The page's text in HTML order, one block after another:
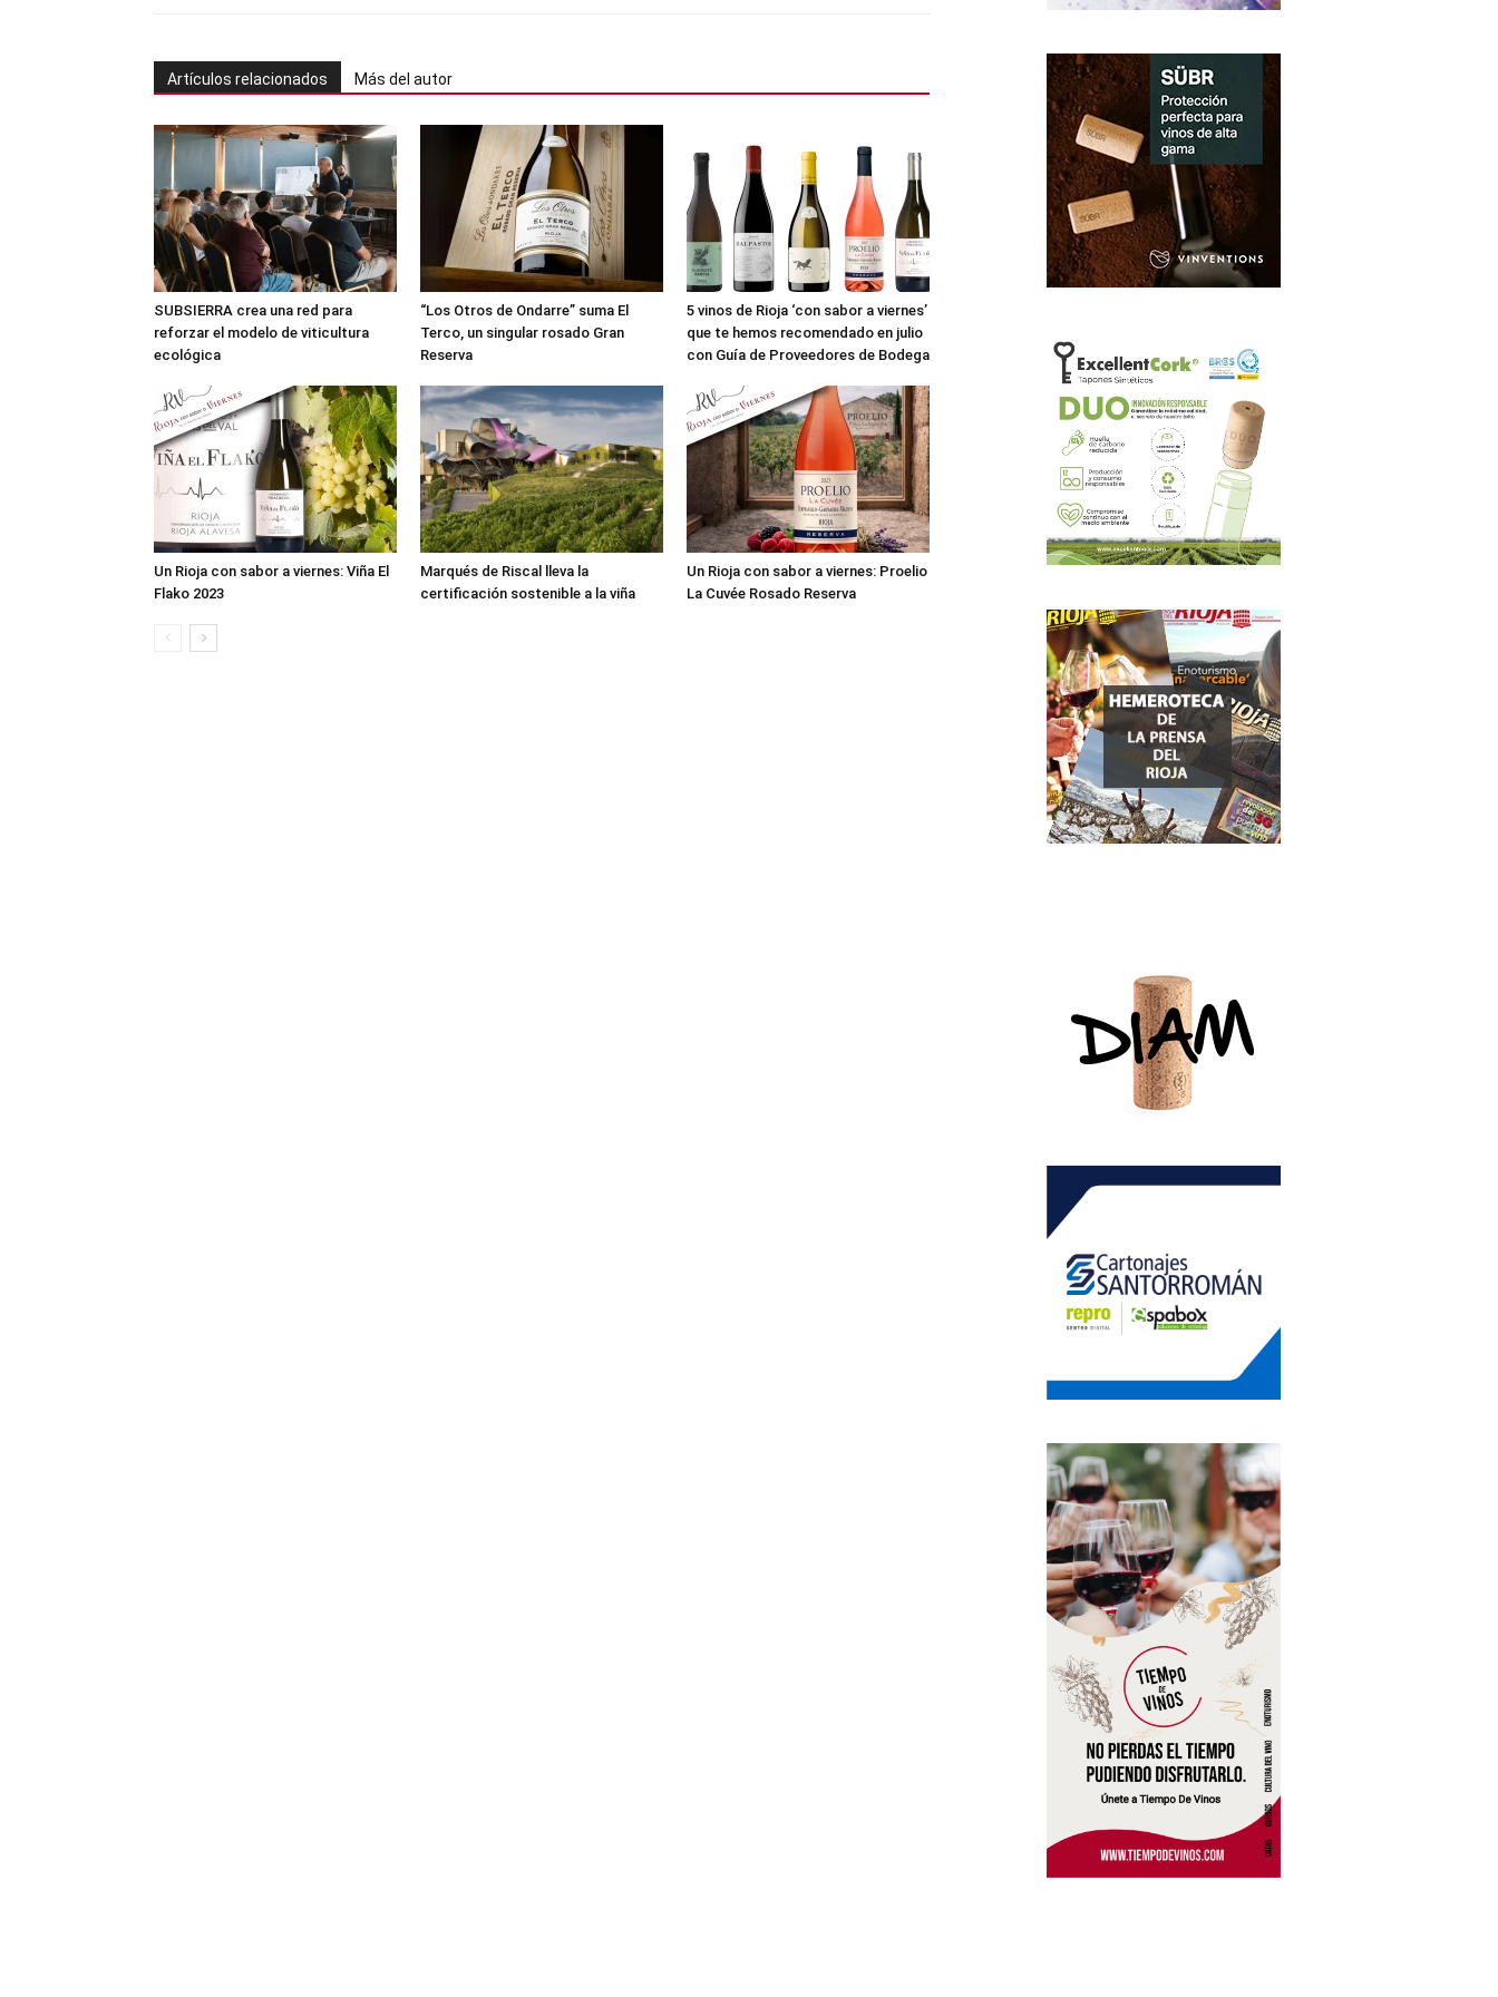
Artículos relacionados Más del autor
SUBSIERRA crea una red para
reforzar el modelo de viticultura
ecológica
“Los Otros de Ondarre” suma El
Terco, un singular rosado Gran
Reserva
5 vinos de Rioja ‘con sabor a viernes’
que te hemos recomendado en julio
con Guía de Proveedores de Bodega
Un Rioja con sabor a viernes: Viña El
Flako 2023
Marqués de Riscal lleva la
certificación sostenible a la viña
Un Rioja con sabor a viernes: Proelio
La Cuvée Rosado Reserva